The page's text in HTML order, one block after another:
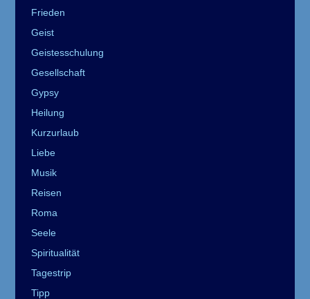
Frieden
Geist
Geistesschulung
Gesellschaft
Gypsy
Heilung
Kurzurlaub
Liebe
Musik
Reisen
Roma
Seele
Spiritualität
Tagestrip
Tipp